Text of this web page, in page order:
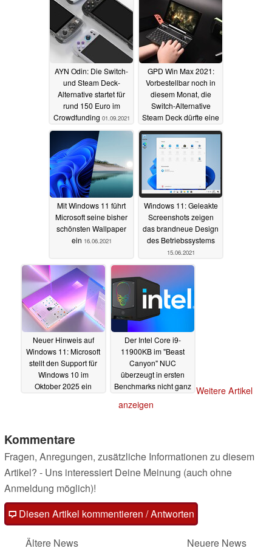
AYN Odin: Die Switch-
und Steam Deck-
Alternative startet für
rund 150 Euro im
Crowdfunding 01.09.2021
GPD Win Max 2021:
Vorbestellbar noch in
diesem Monat, die
Switch-Alternative
Steam Deck dürfte eine
starke Konkurrenz sein
16.07.2021
Mit Windows 11 führt
Microsoft seine bisher
schönsten Wallpaper
ein 16.06.2021
Windows 11: Geleakte
Screenshots zeigen
das brandneue Design
des Betriebssystems
15.06.2021
Neuer Hinweis auf
Windows 11: Microsoft
stellt den Support für
Windows 10 im
Oktober 2025 ein
Der Intel Core i9-
11900KB im "Beast
Canyon" NUC
überzeugt in ersten
Benchmarks nicht ganz Weitere Artikel
anzeigen
Kommentare
Fragen, Anregungen, zusätzliche Informationen zu diesem
Artikel? - Uns interessiert Deine Meinung (auch ohne
Anmeldung möglich)!
Diesen Artikel kommentieren / Antworten
Ältere News
Neuere News